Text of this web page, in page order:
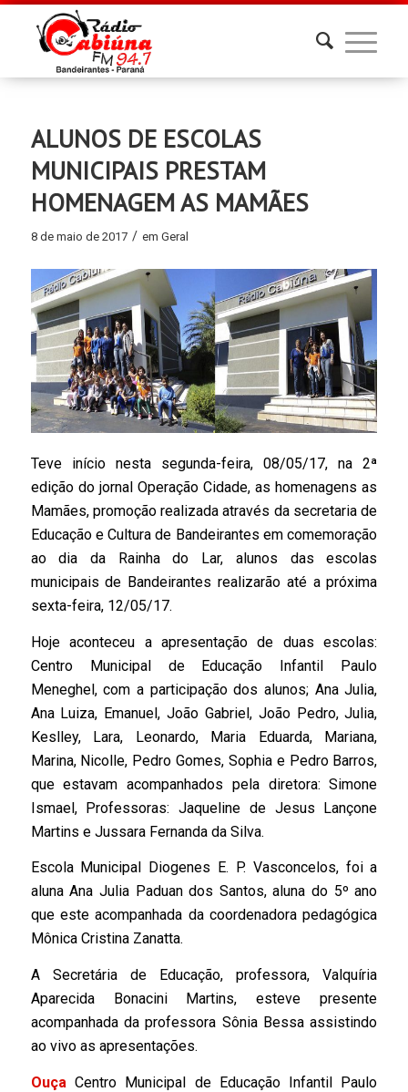
ALUNOS DE ESCOLAS
MUNICIPAIS PRESTAM
HOMENAGEM AS MAMÃES
8 de maio de 2017 / em Geral
Teve início nesta segunda-feira, 08/05/17, na 2ª
edição do jornal Operação Cidade, as homenagens as
Mamães, promoção realizada através da secretaria de
Educação e Cultura de Bandeirantes em comemoração
ao dia da Rainha do Lar, alunos das escolas
municipais de Bandeirantes realizarão até a próxima
sexta-feira, 12/05/17.
Hoje aconteceu a apresentação de duas escolas:
Centro Municipal de Educação Infantil Paulo
Meneghel, com a participação dos alunos; Ana Julia,
Ana Luiza, Emanuel, João Gabriel, João Pedro, Julia,
Keslley, Lara, Leonardo, Maria Eduarda, Mariana,
Marina, Nicolle, Pedro Gomes, Sophia e Pedro Barros,
que estavam acompanhados pela diretora: Simone
Ismael, Professoras: Jaqueline de Jesus Lançone
Martins e Jussara Fernanda da Silva.
Escola Municipal Diogenes E. P. Vasconcelos, foi a
aluna Ana Julia Paduan dos Santos, aluna do 5º ano
que este acompanhada da coordenadora pedagógica
Mônica Cristina Zanatta.
A Secretária de Educação, professora, Valquíria
Aparecida Bonacini Martins, esteve presente
acompanhada da professora Sônia Bessa assistindo
ao vivo as apresentações.
Ouça Centro Municipal de Educação Infantil Paulo